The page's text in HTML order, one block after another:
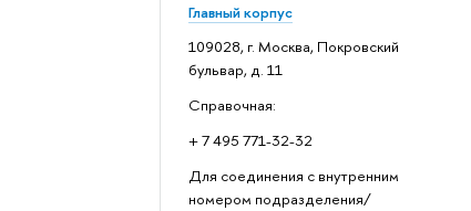
Главный корпус
109028, г. Москва, Покровский
бульвар, д. 11
Справочная:
+ 7 495 771-32-32
Для соединения с внутренним
номером подразделения/